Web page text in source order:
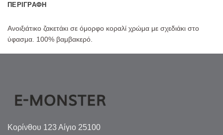
ΠΕΡΙΓΡΑΦΉ
Ανοιξιάτικο ζακετάκι σε όμορφο κοραλί χρώμα με σχεδιάκι στο
ύφασμα. 100% βαμβακερό.
Κορίνθου 123 Αίγιο 25100